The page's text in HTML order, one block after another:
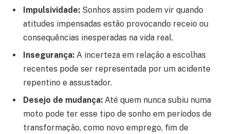
Impulsividade: Sonhos assim podem vir quando
atitudes impensadas estão provocando receio ou
consequências inesperadas na vida real.
Insegurança: A incerteza em relação a escolhas
recentes pode ser representada por um acidente
repentino e assustador.
Desejo de mudança: Até quem nunca subiu numa
moto pode ter esse tipo de sonho em períodos de
transformação, como novo emprego, fim de